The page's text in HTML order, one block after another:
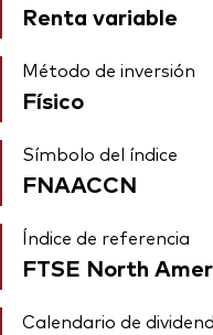
Renta variable
Método de inversión
Físico
Símbolo del índice
FNAACCN
Índice de referencia
FTSE North
Calendario de